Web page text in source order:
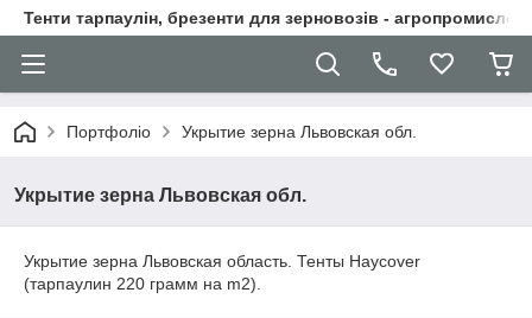
Тенти тарпаулін, брезенти для зерновозів -
Портфоліо Укрытие зерна Львовская обл.
Укрытие зерна Львовская обл.
Укрытие зерна Львовская область. Тенты Haycover
(тарпаулин 220 грамм на m2).